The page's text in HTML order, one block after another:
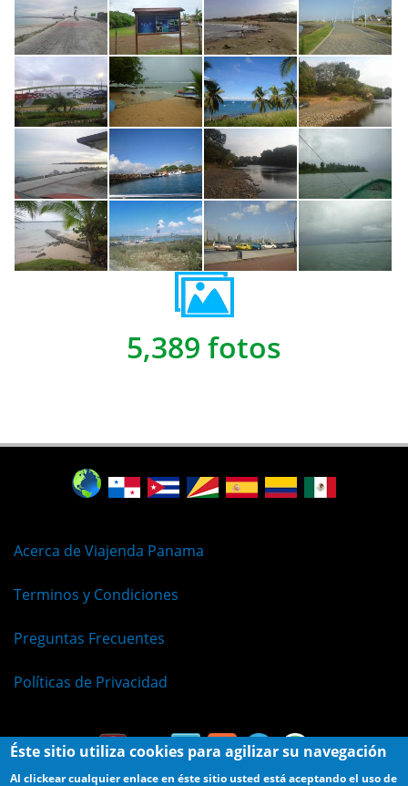
5,389 fotos
Acerca de Viajenda Panama
Terminos y Condiciones
Preguntas Frecuentes
Políticas de Privacidad
Éste sitio utiliza cookies para agilizar su navegación
Al clickear cualquier enlace en éste sitio usted está aceptando el uso de